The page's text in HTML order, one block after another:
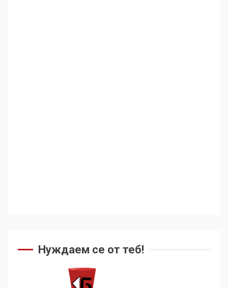
Нуждаем се от теб!